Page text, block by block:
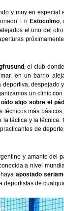
y muy en especial
En Estocolmo,
el uno del
, el club
en un barrio
despejado
un clinic con
algo sobre el
técnicos más
la táctica y la técnica.
de
y amante del
a nivel
apostado
deportistas de